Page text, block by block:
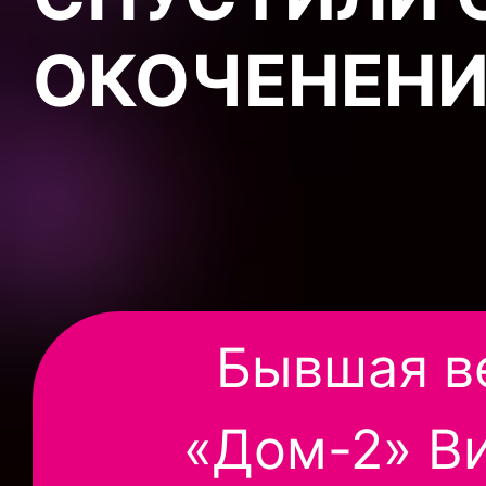
Бывшая
«Дом-2»